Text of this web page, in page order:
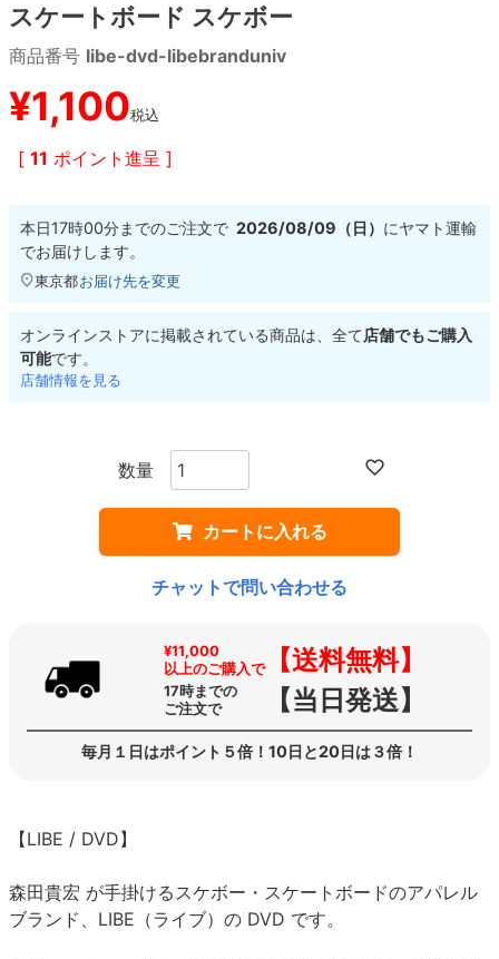
スケートボード スケボー
商品番号 libe-dvd-libebranduniv
¥1,100税込
[ 11 ポイント進呈 ]
本日17時00分までのご注文で 2026/08/09（日） にヤマト運輸
でお届けします。
東京都お届け先を変更
オンラインストアに掲載されている商品は、全て店舗でもご購入
可能です。
店舗情報を見る
カートに入れる
チャットで問い合わせる
¥11,000
以上のご購入で【送料無料】
17時までの
ご注文で
【当日発送】
毎月１日はポイント５倍！10日と20日は３倍！
【LIBE / DVD】
森田貴宏 が手掛けるスケボー・スケートボードのアパレル
ブランド、LIBE（ライブ）の DVD です。
8.8inch
8.9inch
9.0inch以上
高性能デッキ
8.9inch
9.0inch以上
75mm
110mm
29.5cm
30cm